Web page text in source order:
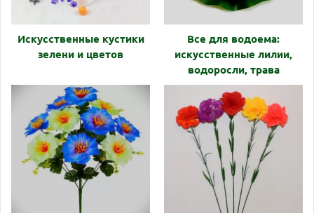
Искусcтвенные кустики
зелени и цветов
Все для водоема:
искусственные лилии,
водоросли, трава